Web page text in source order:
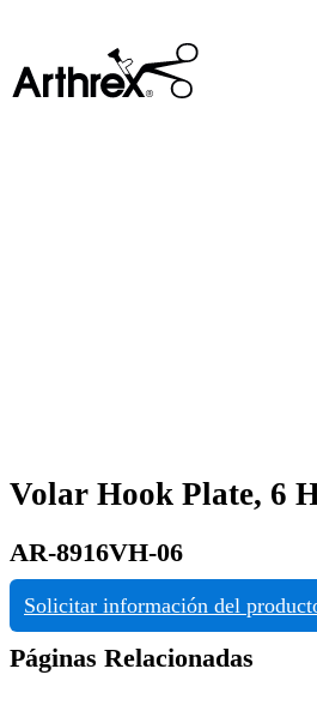
Volar Hook Plate, 6
AR-8916VH-06
Solicitar información del
Páginas Relacionadas